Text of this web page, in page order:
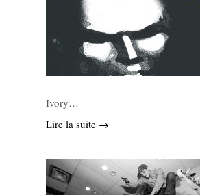
Ivory…
Lire la suite →